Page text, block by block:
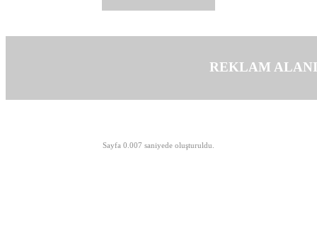
REKLAM ALANI
Sayfa 0.007 saniyede oluşturuldu.